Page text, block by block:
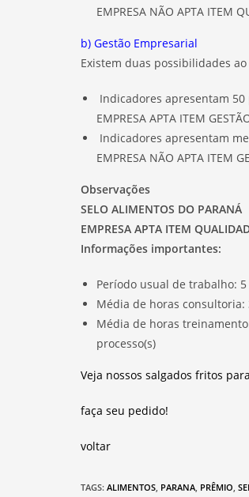
EMPRESA NÃO APTA ITEM
b) Gestão Empresarial
Existem duas possibilidades
Indicadores apresentam
EMPRESA APTA ITEM
Indicadores apresentam
EMPRESA NÃO APTA ITEM
Observações
SELO ALIMENTOS DO PARANÁ
EMPRESA APTA ITEM
Informações importantes:
Período usual de trabalho: 5
Média de horas consultoria:
Média de horas
processo(s)
Veja nossos salgados fritos
faça seu pedido!
voltar
TAGS: ALIMENTOS PARANA PRÊMIO